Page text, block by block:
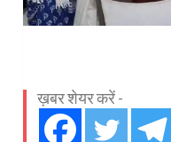
ख़बर शेयर करें -